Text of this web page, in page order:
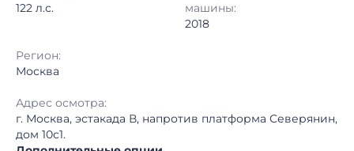
Регион: Москва
122 л.с.
машины:
2018
Регион:
Москва
Адрес осмотра:
г. Москва, эстакада В, напротив платформа Северянин,
дом 10с1.